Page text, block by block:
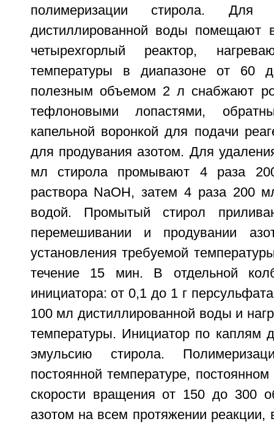
полимеризации стирола.
дистиллированной воды помещают
четырехгорлый реактор,
температуры в диапазоне от 60
полезным объемом 2 л снабжают
тефлоновыми лопастями,
капельной воронкой для подачи
для продувания азотом. Для
мл стирола промывают 4 раза
раствора NaOH, затем 4 раза 200
водой. Промытый стирол
перемешивании и продувании
установления требуемой
течение 15 мин. В отдельной
инициатора: от 0,1 до 1 г
100 мл дистиллированной воды и
температуры. Инициатор по каплям
эмульсию стирола.
постоянной температуре,
скорости вращения от 150 до 300
азотом на всем протяжении реакции,